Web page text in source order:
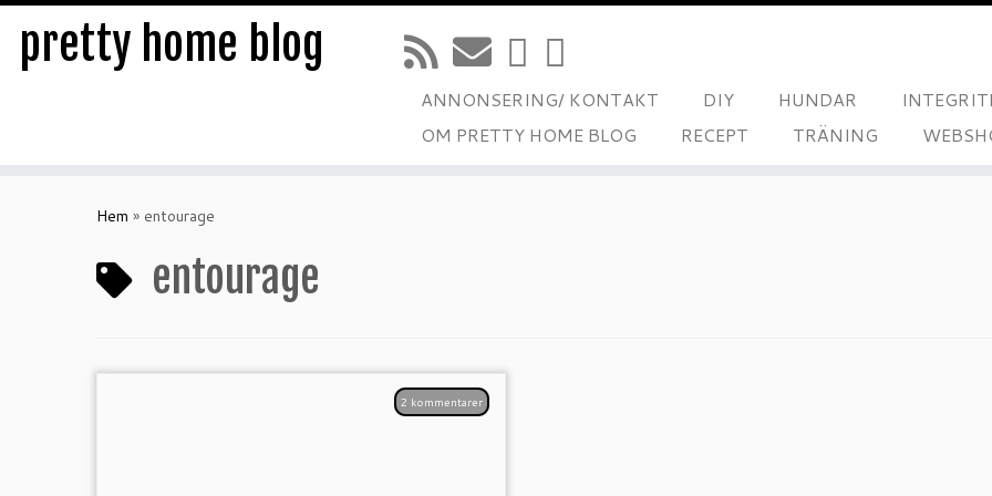
pretty home blog
ANNONSERING/ KONTAKT DIY HUNDAR
OM PRETTY HOME BLOG
RECEPT TRÄNING
Hem » entourage
entourage
2 kommentarer